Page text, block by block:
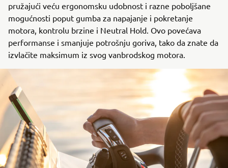
pružajući veću ergonomsku udobnost i razne poboljšane
mogućnosti poput gumba za napajanje i pokretanje
motora, kontrolu brzine i Neutral Hold. Ovo povećava
performanse i smanjuje potrošnju goriva, tako da znate da
izvlačite maksimum iz svog vanbrodskog motora.